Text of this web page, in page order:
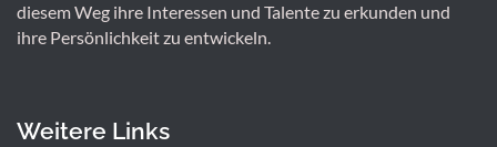
diesem Weg ihre Interessen und Talente zu erkunden und
ihre Persönlichkeit zu entwickeln.
Weitere Links